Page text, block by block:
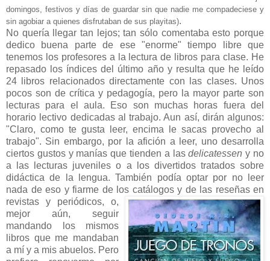
domingos, festivos y días de guardar sin que nadie me compadeciese y
sin agobiar a quienes disfrutaban de sus playitas).
No quería llegar tan lejos; tan sólo comentaba esto porque
dedico buena parte de ese "enorme" tiempo libre que
tenemos los profesores a la lectura de libros para clase. He
repasado los índices del último año y resulta que he leído
24 libros relacionados directamente con las clases. Unos
pocos son de crítica y pedagogía, pero la mayor parte son
lecturas para el aula. Eso son muchas horas fuera del
horario lectivo dedicadas al trabajo. Aun así, dirán algunos:
"Claro, como te gusta leer, encima le sacas provecho al
trabajo". Sin embargo, por la afición a leer, uno desarrolla
ciertos gustos y manías que tienden a lasdelicatessen y no
a las lecturas juveniles o a los divertidos tratados sobre
didáctica de la lengua. También podía optar por no leer
nada de eso y fiarme de los catálogos y de las reseñas en
revistas y periódicos, o,
mejor aún, seguir
mandando los mismos
libros que me mandaban
a mí y a mis abuelos. Pero